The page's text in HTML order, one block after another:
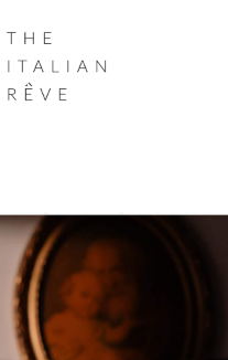
ITALIAN
RÊVE